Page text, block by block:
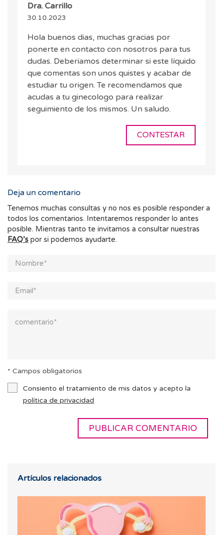
Dra. Carrillo
30.10.2023
Hola buenos dias, muchas gracias por
ponerte en contacto con nosotros para tus
dudas. Deberiamos determinar si este líquido
que comentas son unos quistes y acabar de
estudiar tu origen. Te recomendamos que
acudas a tu ginecologo para realizar
seguimiento de los mismos. Un saludo.
CONTESTAR
Deja un comentario
Tenemos muchas consultas y no nos es posible responder a
todos los comentarios. Intentaremos responder lo antes
posible. Mientras tanto te invitamos a consultar nuestras
FAQ’s por si podemos ayudarte.
* Campos obligatorios
Consiento el tratamiento de mis datos y acepto la
política de privacidad
Artículos relacionados